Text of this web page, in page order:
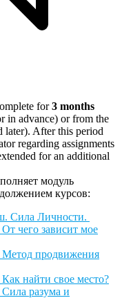
for3 months
in advance) or from the
later). After this period
regarding assignments
for an additional
модуль
курсов:
Сила Личности.
чего зависит мое
Метод продвижения
найти свое место?
разума и